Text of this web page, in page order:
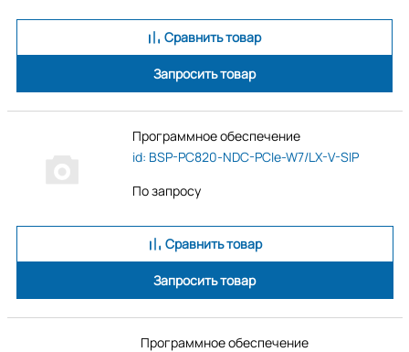
Сравнить товар
Запросить товар
Программное обеспечение
id: BSP-PC820-NDC-PCIe-W7/LX-V-SIP
По запросу
Сравнить товар
Запросить товар
Программное обеспечение